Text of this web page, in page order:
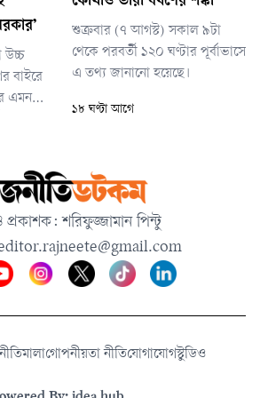
উচ্চ
বাইরে
এমন
শুক্রবার (৭ আগস্ট) সকাল ৯টা
থেকে পরবর্তী ১২০ ঘণ্টার পূর্বাভাসে
এ তথ্য জানানো হয়েছে।
১৮ ঘণ্টা আগে
শরিফুজ্জামান পিন্টু
নীতিমালাগোপনীয়তা নীতিযোগাযোগস্টুডিও